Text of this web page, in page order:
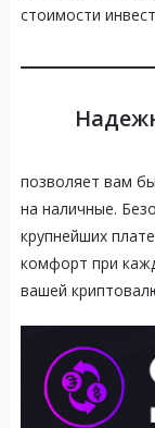
стоимости
позволяет вам
на наличные.
крупнейших
комфорт при
вашей